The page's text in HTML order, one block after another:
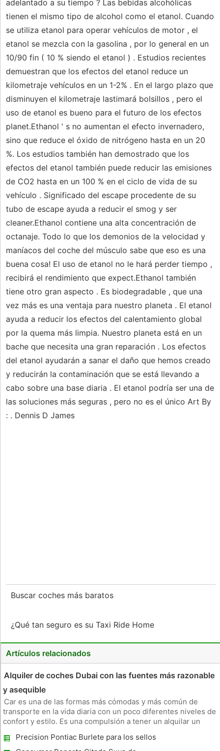
adelantado a su tiempo ? Las bebidas alcohólicas
tienen el mismo tipo de alcohol como el etanol. Cuando
se utiliza etanol para operar vehículos de motor , el
etanol se mezcla con la gasolina , por lo general en un
10/90 fin ( 10 % siendo el etanol ) . Estudios recientes
demuestran que los efectos del etanol reduce un
kilometraje vehículos en un 1-2% . En el largo plazo que
disminuyen el kilometraje lastimará bolsillos , pero el
uso de etanol es bueno para el futuro de los efectos
planet.Ethanol ' s no aumentan el efecto invernadero,
sino que reduce el óxido de nitrógeno hasta en un 20
%. Los estudios también han demostrado que los
efectos del etanol también puede reducir las emisiones
de CO2 hasta en un 100 % en el ciclo de vida de su
vehículo . Significado del escape procedente de su
tubo de escape ayuda a reducir el smog y ser
cleaner.Ethanol contiene una alta concentración de
octanaje. Todo lo que los demonios de la velocidad y
maníacos del coche del músculo sabe que eso es una
buena cosa! El uso de etanol no le hará perder tiempo ,
recibirá el rendimiento que expect.Ethanol también
tiene otro gran aspecto . Es biodegradable , que una
vez más es una ventaja para nuestro planeta . El etanol
ayuda a reducir los efectos del calentamiento global
por la quema más limpia. Nuestro planeta está en un
bache que necesita una gran reparación . Los efectos
del etanol ayudarán a sanar el daño que hemos creado
y reducirán la contaminación que se está llevando a
cabo sobre una base diaria . El etanol podría ser una de
las soluciones más seguras , pero no es el único Art By
: . Dennis D James
Buscar coches más baratos
¿Qué tan seguro es su Taxi Ride Home
Artículos relacionados
Alquiler de coches Dubai con las fuentes más razonable
y asequible
Car es una de las formas más cómodas y más común de
transporte en la vida diaria con un poco diferentes niveles de
confort y estilo. Es una compulsión a tener un alquilar un
cuando no has estado antes. Los viajes de negocios o
Precision Pontiac Burlete para los sellos